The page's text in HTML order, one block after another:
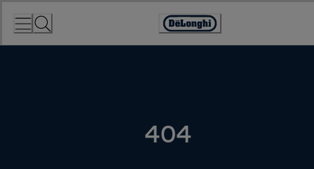
Accessibility
Statement
404